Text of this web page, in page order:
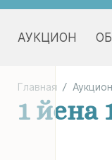
АУКЦИОН
Главная
1 йена